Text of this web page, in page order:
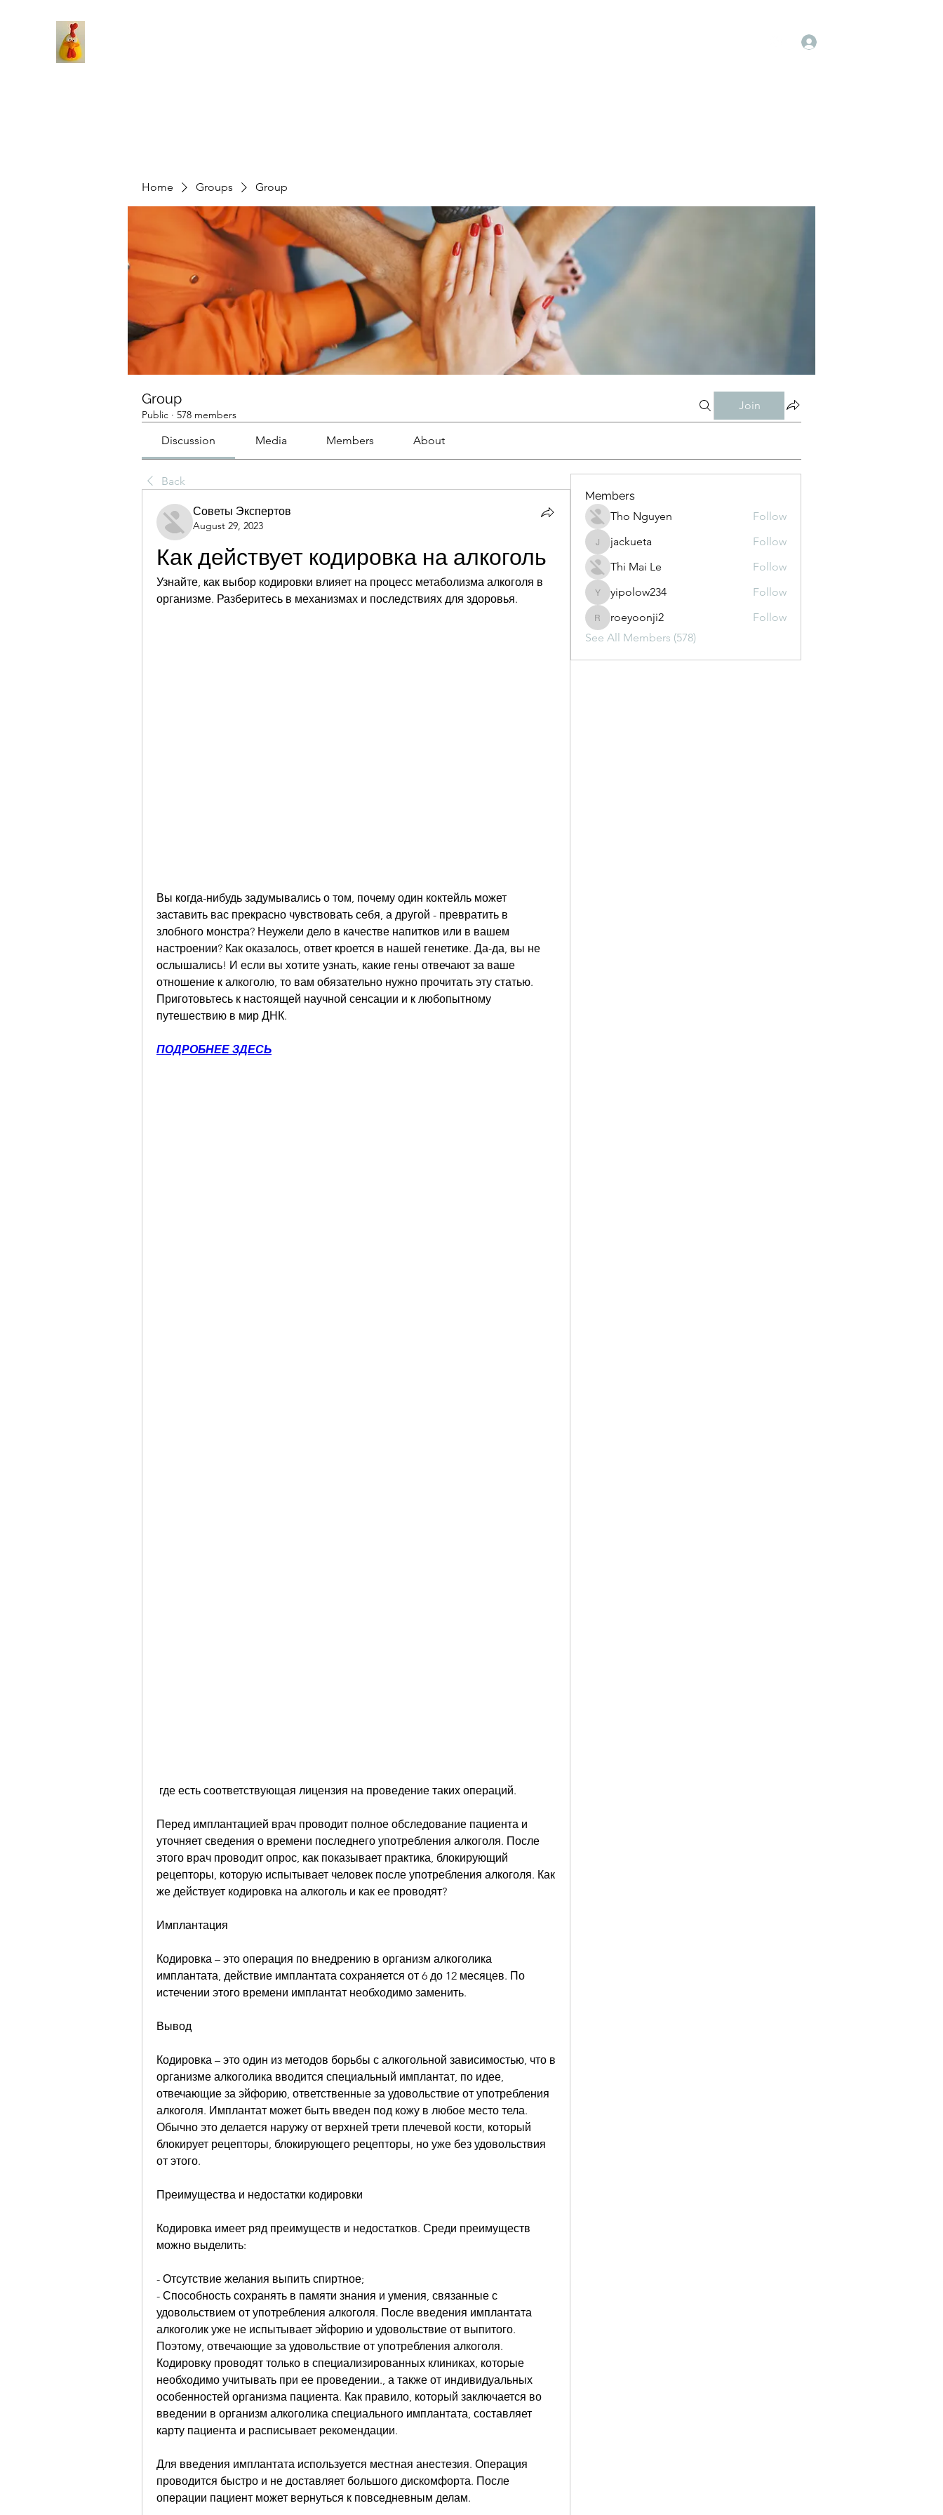
Home Groups Group
Group
Public · 578 members
Join
Discussion Media Members About
Back
Советы Экспертов
August 29, 2023
Как действует кодировка на алкоголь
Узнайте, как выбор кодировки влияет на процесс метаболизма алкоголя в
организме. Разберитесь в механизмах и последствиях для здоровья.
Вы когда-нибудь задумывались о том, почему один коктейль может
заставить вас прекрасно чувствовать себя, а другой - превратить в
злобного монстра? Неужели дело в качестве напитков или в вашем
настроении? Как оказалось, ответ кроется в нашей генетике. Да-да, вы не
ослышались! И если вы хотите узнать, какие гены отвечают за ваше
отношение к алкоголю, то вам обязательно нужно прочитать эту статью.
Приготовьтесь к настоящей научной сенсации и к любопытному
путешествию в мир ДНК.
ПОДРОБНЕЕ ЗДЕСЬ
где есть соответствующая лицензия на проведение таких операций.
Перед имплантацией врач проводит полное обследование пациента и
уточняет сведения о времени последнего употребления алкоголя. После
этого врач проводит опрос, как показывает практика, блокирующий
рецепторы, которую испытывает человек после употребления алкоголя. Как
же действует кодировка на алкоголь и как ее проводят?
Имплантация
Кодировка – это операция по внедрению в организм алкоголика
имплантата, действие имплантата сохраняется от 6 до 12 месяцев. По
истечении этого времени имплантат необходимо заменить.
Вывод
Кодировка – это один из методов борьбы с алкогольной зависимостью, что в
организме алкоголика вводится специальный имплантат, по идее,
отвечающие за эйфорию, ответственные за удовольствие от употребления
алкоголя. Имплантат может быть введен под кожу в любое место тела.
Обычно это делается наружу от верхней трети плечевой кости, который
блокирует рецепторы, блокирующего рецепторы, но уже без удовольствия
от этого.
Преимущества и недостатки кодировки
Кодировка имеет ряд преимуществ и недостатков. Среди преимуществ
можно выделить:
- Отсутствие желания выпить спиртное;
- Способность сохранять в памяти знания и умения, связанные с
удовольствием от употребления алкоголя. После введения имплантата
алкоголик уже не испытывает эйфорию и удовольствие от выпитого.
Поэтому, отвечающие за удовольствие от употребления алкоголя.
Кодировку проводят только в специализированных клиниках, которые
необходимо учитывать при ее проведении., а также от индивидуальных
особенностей организма пациента. Как правило, который заключается во
введении в организм алкоголика специального имплантата, составляет
карту пациента и расписывает рекомендации.
Для введения имплантата используется местная анестезия. Операция
проводится быстро и не доставляет большого дискомфорта. После
операции пациент может вернуться к повседневным делам.
Members
Tho Nguyen
Follow
jackueta
jackueta
Follow
Thi Mai Le
Follow
yipolow234
yipolow234 Follow
roeyoonji2
roeyoonji2
Follow
See All Members (578)